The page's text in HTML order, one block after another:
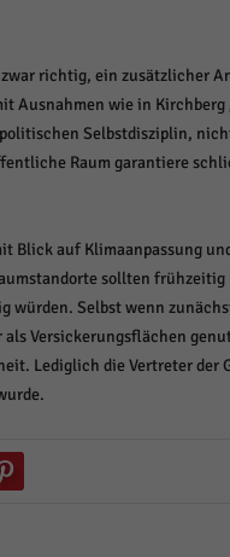
richtig, ein zusätzlicher
wie in Kirchberg
Selbstdisziplin,
Raum garantiere
Blick auf Klimaanpassung
sollten
würden. Selbst wenn
Versickerungsflächen
Lediglich die Vertreter der